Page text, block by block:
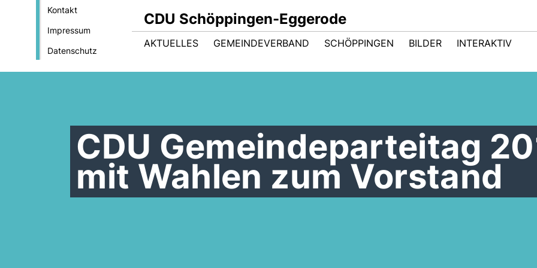
Kontakt
Impressum
Datenschutz
CDU Schöppingen-Eggerode
AKTUELLES GEMEINDEVERBAND SCHÖPPINGEN BILDER INTERAKTIV
CDU Gemeindeparteitag
mit Wahlen zum Vorstand